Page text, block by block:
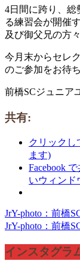
4日間に跨り、総
る練習会が開催
及び御父兄の方
今月末からセレ
のご参加をお待
前橋SCジュニア
共有:
クリックし
ます)
Facebook
いウィンド
投
ナ
JrY-photo：前橋
JrY-photo：前橋
インスタグラ